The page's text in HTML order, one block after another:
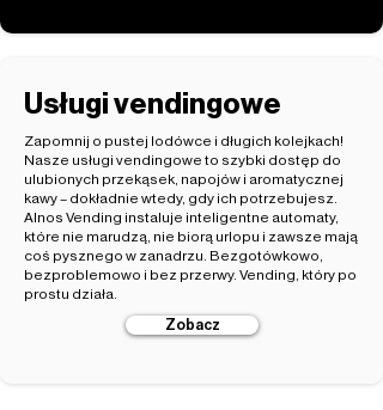
Usługi vendingowe
Zapomnij o pustej lodówce i długich kolejkach!
Nasze usługi vendingowe to szybki dostęp do
ulubionych przekąsek, napojów i aromatycznej
kawy – dokładnie wtedy, gdy ich potrzebujesz.
Alnos Vending instaluje inteligentne automaty,
które nie marudzą, nie biorą urlopu i zawsze mają
coś pysznego w zanadrzu. Bezgotówkowo,
bezproblemowo i bez przerwy. Vending, który po
prostu działa.
Zobacz